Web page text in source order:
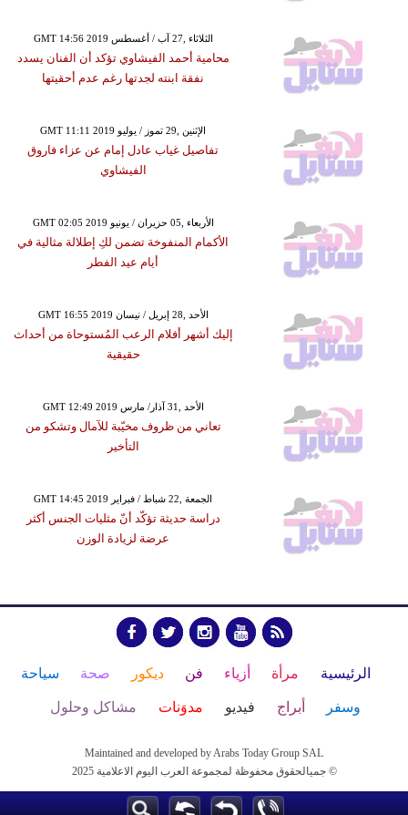
GMT 14:56 2019 الثلاثاء ,27 آب / أغسطس
محامية أحمد الفيشاوي تؤكد أن الفنان يسدد
نفقة ابنته لجدتها رغم عدم أحقيتها
GMT 11:11 2019 الإثنين ,29 تموز / يوليو
تفاصيل غياب عادل إمام عن عزاء فاروق
الفيشاوي
GMT 02:05 2019 الأربعاء ,05 حزيران / يونيو
الأكمام المنفوخة تضمن لكِ إطلالة مثالية في
أيام عيد الفطر
GMT 16:55 2019 الأحد ,28 إبريل / نيسان
إليك أشهر أفلام الرعب المُستوحاة من أحداث
حقيقية
GMT 12:49 2019 الأحد ,31 آذار/ مارس
تعاني من ظروف مخيّبة للآمال وتشكو من
التأخير
GMT 14:45 2019 الجمعة ,22 شباط / فبراير
دراسة حديثة تؤكّد أنّ مثليات الجنس أكثر
عرضة لزيادة الوزن
الرئيسية مرأة أزياء فن ديكور صحة سياحة
وسفر أبراج فيديو مدوَنات مشاكل وحلول
Maintained and developed by Arabs Today Group SAL
جميالحقوق محفوظة لمجموعة العرب اليوم الاعلامية 2025 ©